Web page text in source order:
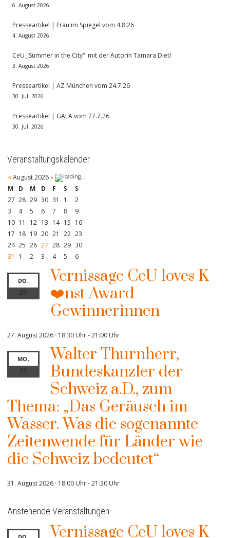
6. August 2026
Presseartikel | Frau im Spiegel vom 4.8.26
4. August 2026
CeU „Summer in the City“ mit der Autorin Tamara Dietl
3. August 2026
Presseartikel | AZ München vom 24.7.26
30. Juli 2026
Presseartikel | GALA vom 27.7.26
30. Juli 2026
Veranstaltungskalender
« August 2026»
M
D M D F S
S
27 28 29 30 31 1
2
3
4 5 6 7 8
9
10 11 12 13 14 15 16
17 18 19 20 21 22 23
24 25 26 27 28 29 30
31
1 2 3 4 5 6
DO.
27
Vernissage CeU loves K
❤️nst Award
Gewinnerinnen
27. August 2026 · 18:30 Uhr-21:00 Uhr
MO.
31
Walter Thurnherr,
Bundeskanzler der
Schweiz a.D., zum
Thema: „Das Geräusch im
Wasser. Was die sogenannte
Zeitenwende für Länder wie
die Schweiz bedeutet“
31. August 2026 · 18:00 Uhr-21:30 Uhr
Anstehende Veranstaltungen
Vernissage CeU loves K